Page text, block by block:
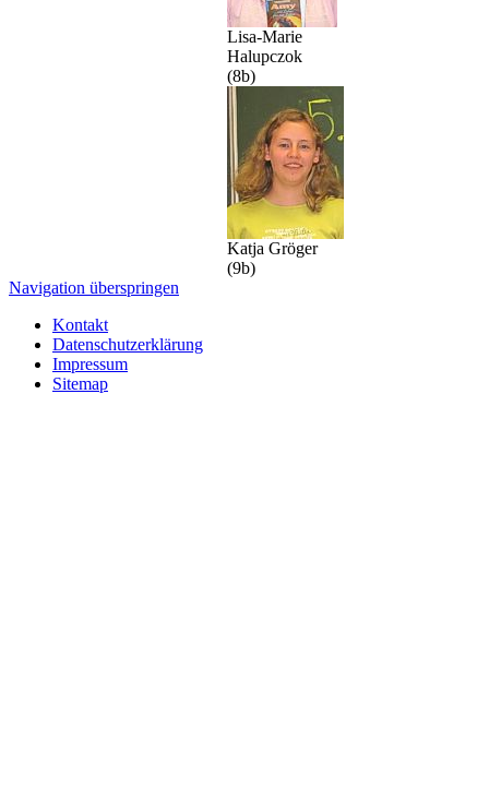
Lisa-Marie
Halupczok
(8b)
Katja Gröger
(9b)
Navigation überspringen
Kontakt
Datenschutzerklärung
Impressum
Sitemap